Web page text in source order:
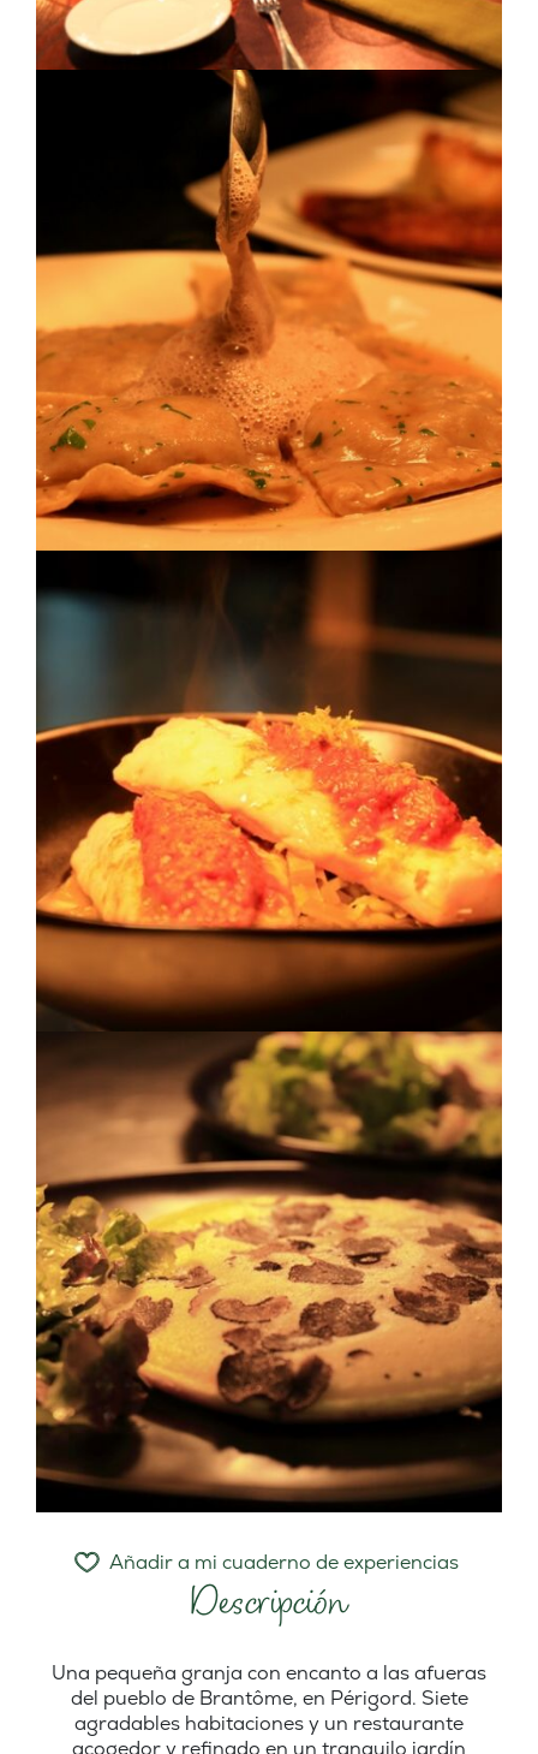
Descripción
Añadir a mi cuaderno de experiencias
Una pequeña granja con encanto a las afueras
del pueblo de Brantôme, en Périgord. Siete
agradables habitaciones y un restaurante
acogedor y refinado en un tranquilo jardín